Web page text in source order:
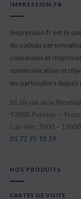
IMPRESSION.FR
Impression.fr est le
du cadeau
concevons et
communication et
les particuliers depuis
86 bis rue de la
92800 Puteaux —
Lun–Ven : 9h00 – 13h00
01 72 95 18 19
NOS PRODUITS
CARTES DE VISITE